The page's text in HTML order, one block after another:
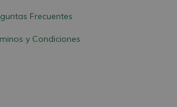
Frecuentes
y Condiciones